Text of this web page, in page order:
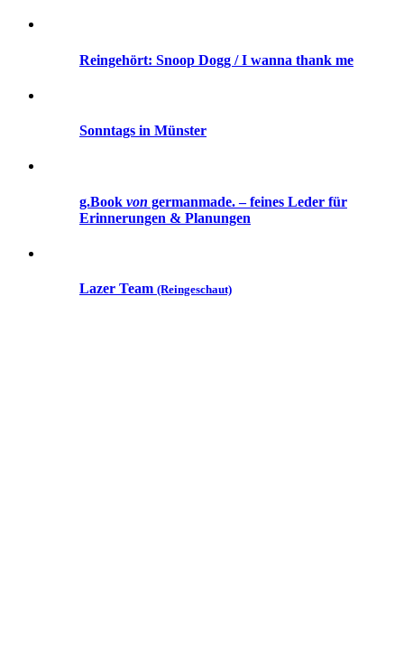
Reingehört: Snoop Dogg / I wanna thank me
Sonntags in Münster
g.Book von germanmade. – feines Leder für
Erinnerungen & Planungen
Lazer Team (Reingeschaut)